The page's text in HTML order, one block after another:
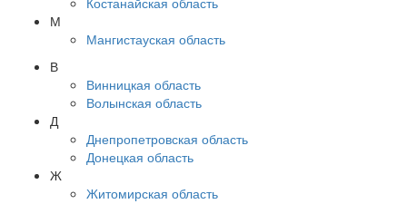
М
Мангистауская область
В
Винницкая область
Волынская область
Д
Днепропетровская область
Донецкая область
Ж
Житомирская область